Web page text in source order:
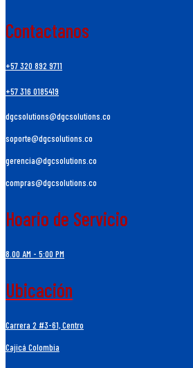
Contactanos
+57 320 892 9711
+57 316 0185419
dgcsolutions@dgcsolutions.co
soporte@dgcsolutions.co
gerencia@dgcsolutions.co
compras@dgcsolutions.co
Hoario de Servicio
8.00 AM - 5:00 PM
Ubicación
Carrera 2 #3-61, Centro
Cajicá Colombia